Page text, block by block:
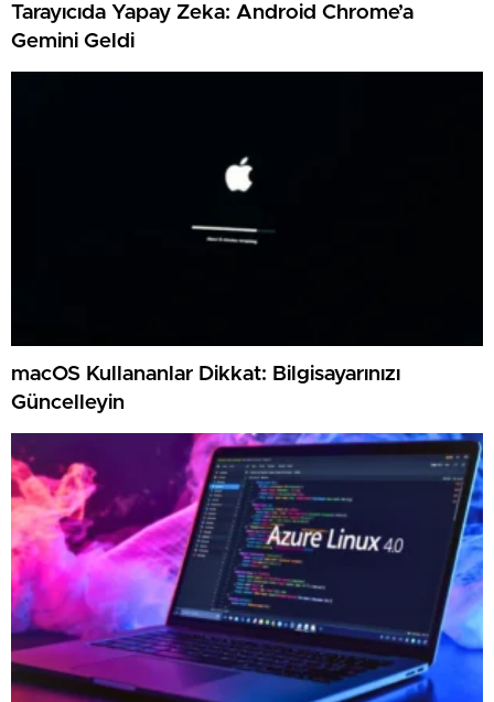
Tarayıcıda Yapay Zeka: Android Chrome’a
Gemini Geldi
macOS Kullananlar Dikkat: Bilgisayarınızı
Güncelleyin